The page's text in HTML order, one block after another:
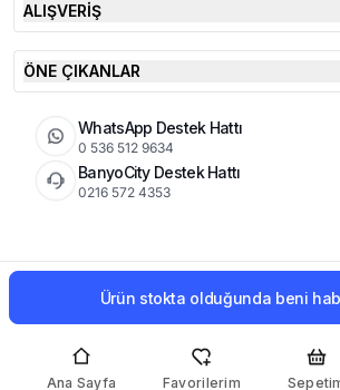
Ana Sayfa Favorilerim
Ürün stokta olduğunda beni
ALIŞVERİŞ
ÖNE ÇIKANLAR
WhatsApp Destek Hattı
0 536 512 9634
BanyoCity Destek Hattı
0216 572 4353
© 2026 Şimşek Banyo & Seramik | Tüm